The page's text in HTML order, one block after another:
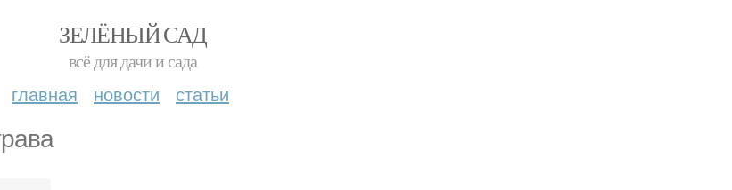
ЗЕЛЁНЫЙ САД
всё для дачи и сада
главная новости статьи